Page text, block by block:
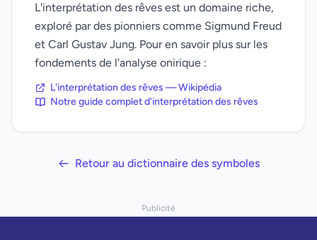
L'interprétation des rêves est un domaine riche,
exploré par des pionniers comme Sigmund Freud
et Carl Gustav Jung. Pour en savoir plus sur les
fondements de l'analyse onirique :
L'interprétation des rêves — Wikipédia
Notre guide complet d'interprétation des rêves
Retour au dictionnaire des symboles
Publicité